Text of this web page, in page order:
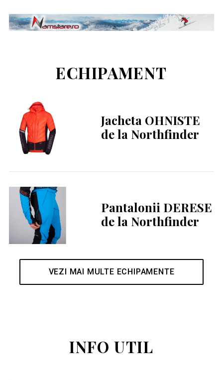
ECHIPAMENT
Jacheta OHNISTE
de la Northfinder
Pantalonii DERESE
de la Northfinder
VEZI MAI MULTE ECHIPAMENTE
INFO UTIL